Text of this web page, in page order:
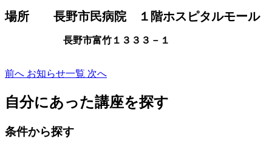
場所 長野市民病院 １階ホスピタルモール
長野市富竹１３３３－１
前へ お知らせ一覧 次へ
自分にあった講座を探す
条件から探す